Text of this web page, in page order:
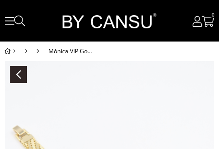
0
Mónica VIP Gold Bileklik (14k)